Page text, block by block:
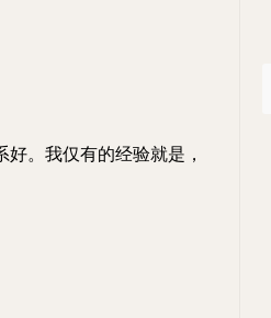
。我仅有的经验就是，